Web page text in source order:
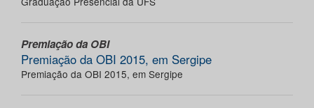
Premiação da OBI
Premiação da OBI 2015, em Sergipe
Premiação da OBI 2015, em Sergipe